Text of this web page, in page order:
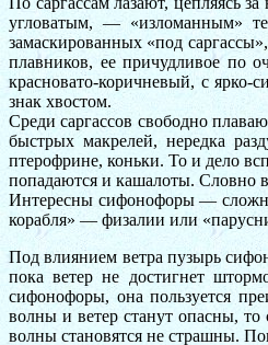
угловатым, — «изломанным»
замаскированных «под
плавников, ее причудливое по
красновато-коричневый, с
знак хвостом.
Среди саргассов свободно
быстрых макрелей, нередка
птерофрине, коньки. То и дело
попадаются и кашалоты. Словно
Интересны сифонофоры —
корабля» — физалии или
Под влиянием ветра пузырь
пока ветер не достигнет
сифонофоры, она пользуется
волны и ветер станут опасны, то
волны становятся не страшны.